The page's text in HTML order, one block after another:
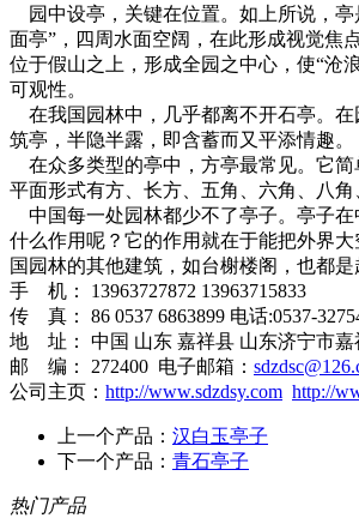
园中设亭，关键在位置。如上所说，亭
面亭”，四周水面空阔，在此形成视觉焦
位于假山之上，形成全园之中心，使“沧
可观性。
在我国园林中，几乎都离不开石亭。在
筑亭，半隐半露，即含蓄而又平添情趣。
在众多类型的亭中，方亭最常见。它简
平面形式有方、长方、五角、六角、八
中国每一处园林都少不了亭子。亭子在
什么作用呢？它的作用就在于能把外界
国园林的其他建筑，如台榭楼阁，也都
手 机： 13963727872 13963715833
传 真： 86 0537 6863899 电话:0537-
地 址： 中国 山东 嘉祥县 山东济宁市嘉
邮 编： 272400 电子邮箱：
公司主页： http://www.sdzdsy.com http://
上一个产品： 汉白玉亭子
下一个产品： 青石亭子
热门产品